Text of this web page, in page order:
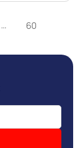
… 60